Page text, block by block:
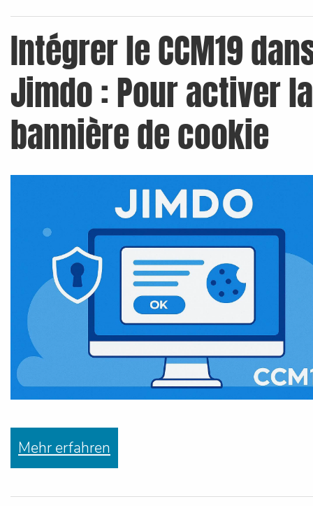
Intégrer le CCM19
Jimdo : Pour activer la
bannière de cookie
Mehr erfahren